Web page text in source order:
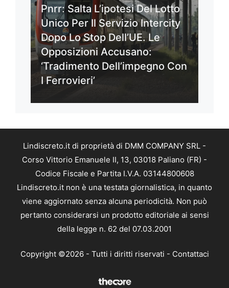
Pnrr: Salta L’ipotesi Del Lotto
Unico Per Il Servizio Intercity
Dopo Lo Stop Dell’UE. Le
Opposizioni Accusano:
‘Tradimento Dell’impegno Con
I Ferrovieri’
Lindiscreto.it di proprietà di DMM COMPANY SRL -
Corso Vittorio Emanuele II, 13, 03018 Paliano (FR) -
Codice Fiscale e Partita I.V.A. 03144800608
Lindiscreto.it non è una testata giornalistica, in quanto
viene aggiornato senza alcuna periodicità. Non può
pertanto considerarsi un prodotto editoriale ai sensi
della legge n. 62 del 07.03.2001
Copyright ©2026 - Tutti i diritti riservati - Contattaci